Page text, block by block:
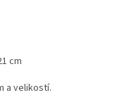
cm
a velikostí.